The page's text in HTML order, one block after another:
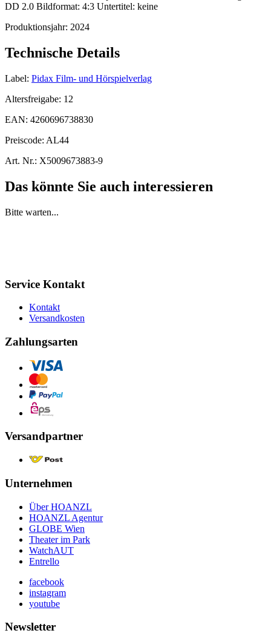
DD 2.0 Bildformat: 4:3 Untertitel: keine
Produktionsjahr: 2024
Technische Details
Label: Pidax Film- und Hörspielverlag
Altersfreigabe: 12
EAN: 4260696738830
Preiscode: AL44
Art. Nr.: X5009673883-9
Das könnte Sie auch interessieren
Bitte warten...
Service Kontakt
Kontakt
Versandkosten
Zahlungsarten
Versandpartner
Unternehmen
Über HOANZL
HOANZL Agentur
GLOBE Wien
Theater im Park
WatchAUT
Entrello
facebook
instagram
youtube
Newsletter